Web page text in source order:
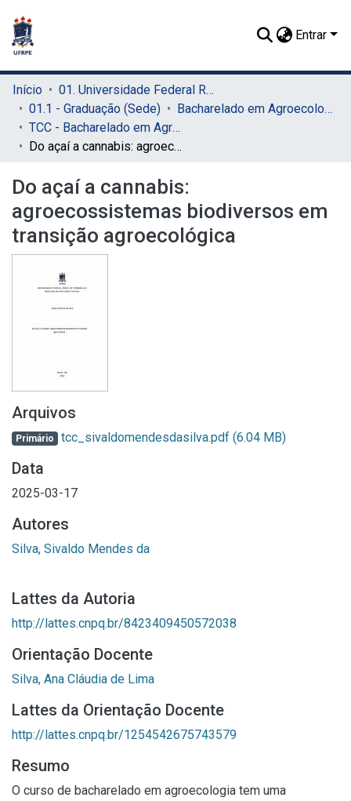
Entrar
Início
01. Universidade Federal Rural de Pernambuco - UFRPE (Sede)
01.1 - Graduação (Sede)
Bacharelado em Agroecologia (Sede)
TCC - Bacharelado em Agroecologia (Sede)
Do açaí a cannabis: agroecossistemas biodiversos em transição agroecológica
Do açaí a cannabis:
agroecossistemas biodiversos em
transição agroecológica
Arquivos
Primário tcc_sivaldomendesdasilva.pdf (6.04 MB)
Data
2025-03-17
Autores
Silva, Sivaldo Mendes da
Lattes da Autoria
http://lattes.cnpq.br/8423409450572038
Orientação Docente
Silva, Ana Cláudia de Lima
Lattes da Orientação Docente
http://lattes.cnpq.br/1254542675743579
Resumo
O curso de bacharelado em agroecologia tem uma